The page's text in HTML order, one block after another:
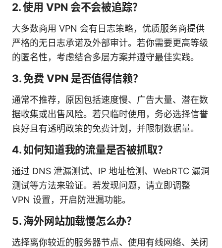
2. 使用 VPN 会不会被追踪？
大多数商用 VPN 会有日志策略，优质服务商提供
严格的无日志承诺及外部审计。若你需要更高等级
的匿名性，考虑结合多层方案并遵守最佳实践。
3. 免费 VPN 是否值得信赖？
通常不推荐，原因包括速度慢、广告大量、潜在数
据收集或出售风险。若只临时使用，务必选择信誉
良好且有透明政策的免费计划，并限制数据量。
4. 如何知道我的流量是否被抓取？
通过 DNS 泄漏测试、IP 地址检测、WebRTC 漏洞
测试等方法来验证。若发现问题，请立即调整
VPN 设置，开启防泄漏功能。
5. 海外网站加载慢怎么办？
选择离你较近的服务器节点、使用有线网络、关闭